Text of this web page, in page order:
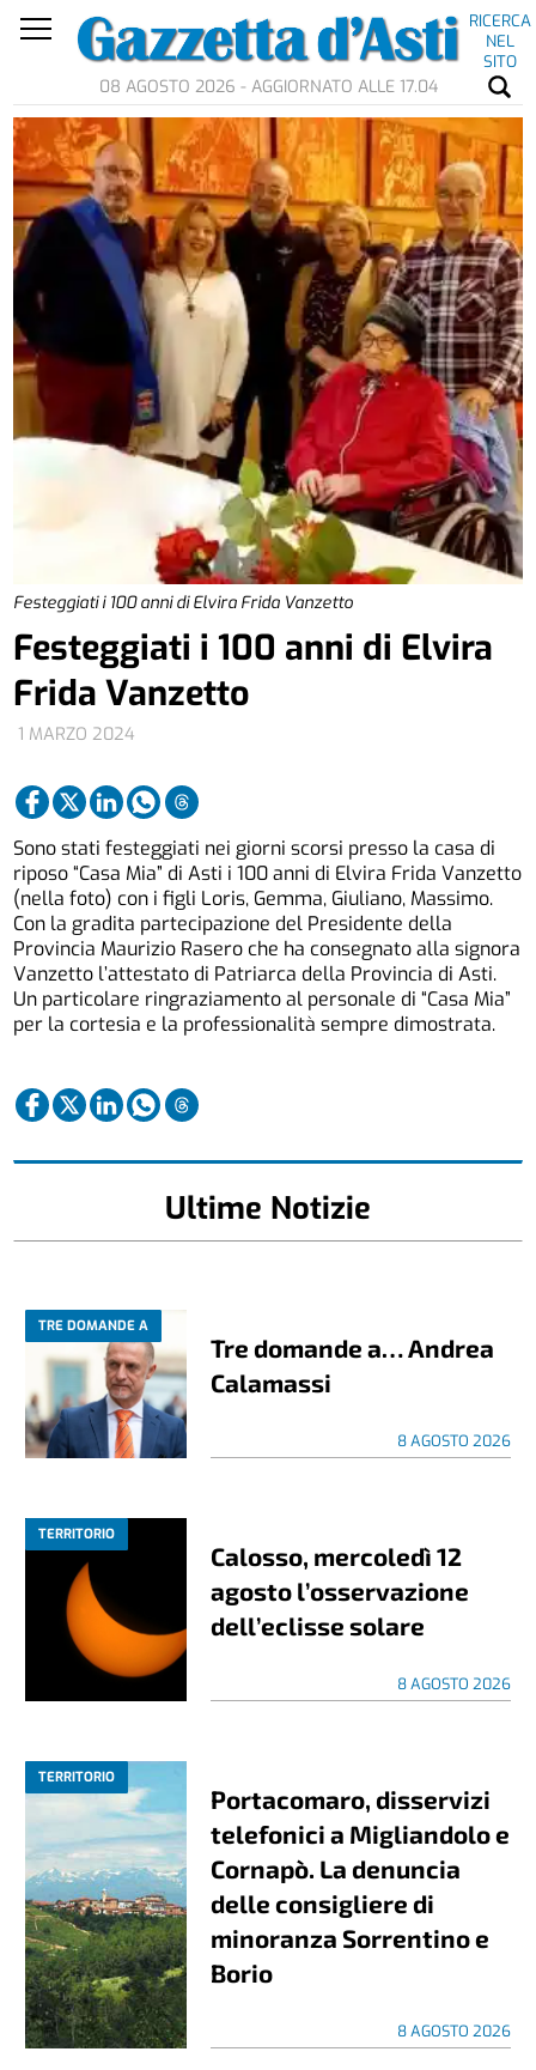
RICERCA
NEL
SITO
08 AGOSTO 2026 - AGGIORNATO ALLE 17.04
Festeggiati i 100 anni di Elvira Frida Vanzetto
1 MARZO 2024
Festeggiati i 100 anni di Elvira
Frida Vanzetto
Sono stati festeggiati nei giorni scorsi presso la casa di
riposo “Casa Mia” di Asti i 100 anni di Elvira Frida Vanzetto
(nella foto) con i figli Loris, Gemma, Giuliano, Massimo.
Con la gradita partecipazione del Presidente della
Provincia Maurizio Rasero che ha consegnato alla signora
Vanzetto l’attestato di Patriarca della Provincia di Asti.
Un particolare ringraziamento al personale di “Casa Mia”
per la cortesia e la professionalità sempre dimostrata.
Ultime Notizie
TRE DOMANDE A
Tre domande a… Andrea
Calamassi
8 AGOSTO 2026
TERRITORIO
Calosso, mercoledì 12
agosto l’osservazione
dell’eclisse solare
8 AGOSTO 2026
TERRITORIO
Portacomaro, disservizi
telefonici a Migliandolo e
Cornapò. La denuncia
delle consigliere di
minoranza Sorrentino e
Borio
8 AGOSTO 2026